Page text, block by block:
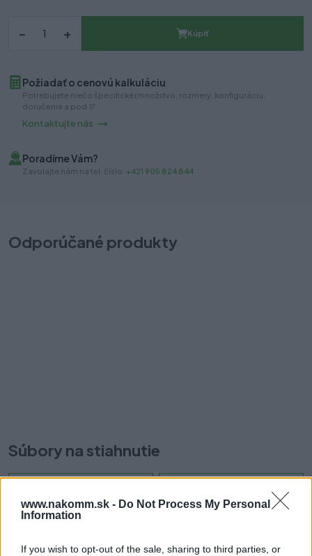
www.nakomm.sk - Do Not Process My Personal
Information
If you wish to opt-out of the sale, sharing to third parties, or
– + Kúpiť
Požiadať o cenovú kalkuláciu
Potrebujete niečo špecifické (množstvo, rozmery, konfiguráciu,
doručenie a pod.)?
Kontaktujte nás
Poradíme Vám?
Zavolajte nám na tel. číslo: +421 905 824 844
Odporúčané produkty
Súbory na stiahnutie
Prečo si vybrať tento produkt?